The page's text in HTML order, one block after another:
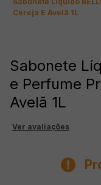
Cereja E Avelã 1L
Sabonete
e Perfume
Avelã 1L
Ver avaliações